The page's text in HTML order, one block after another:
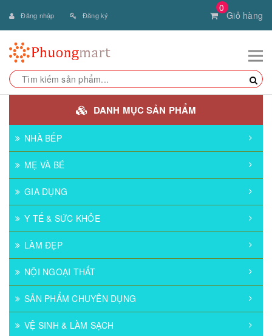
0
Giỏ hàng
Đăng nhập Đăng ký
DANH MỤC SẢN PHẨM
NHÀ BẾP
MẸ VÀ BÉ
GIA DỤNG
Y TẾ & SỨC KHỎE
LÀM ĐẸP
NỘI NGOẠI THẤT
SẢN PHẨM CHUYÊN DỤNG
VỆ SINH & LÀM SẠCH